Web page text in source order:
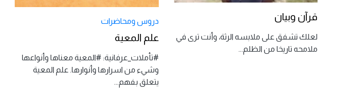
قرآن وبيان
لعلك تشفق على ملابسه الرثة، وأنت ترى في
ملامحه تاريخا من الظلم...
دروس ومحاضرات
علم المعية
#تأملات_عرفانية: #المعية معناها وأنواعها
وشيء من اسرارها وأنوارها. علم المعية
يتعلق بفهم...